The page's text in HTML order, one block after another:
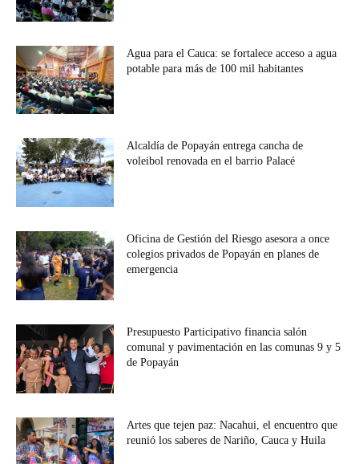
Agua para el Cauca: se fortalece acceso a agua
potable para más de 100 mil habitantes
Alcaldía de Popayán entrega cancha de
voleibol renovada en el barrio Palacé
Oficina de Gestión del Riesgo asesora a once
colegios privados de Popayán en planes de
emergencia
Presupuesto Participativo financia salón
comunal y pavimentación en las comunas 9 y 5
de Popayán
Artes que tejen paz: Nacahui, el encuentro que
reunió los saberes de Nariño, Cauca y Huila